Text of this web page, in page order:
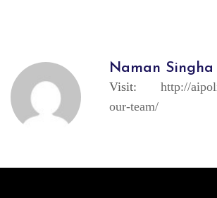
Naman Singha
Visit: http://
our-team/